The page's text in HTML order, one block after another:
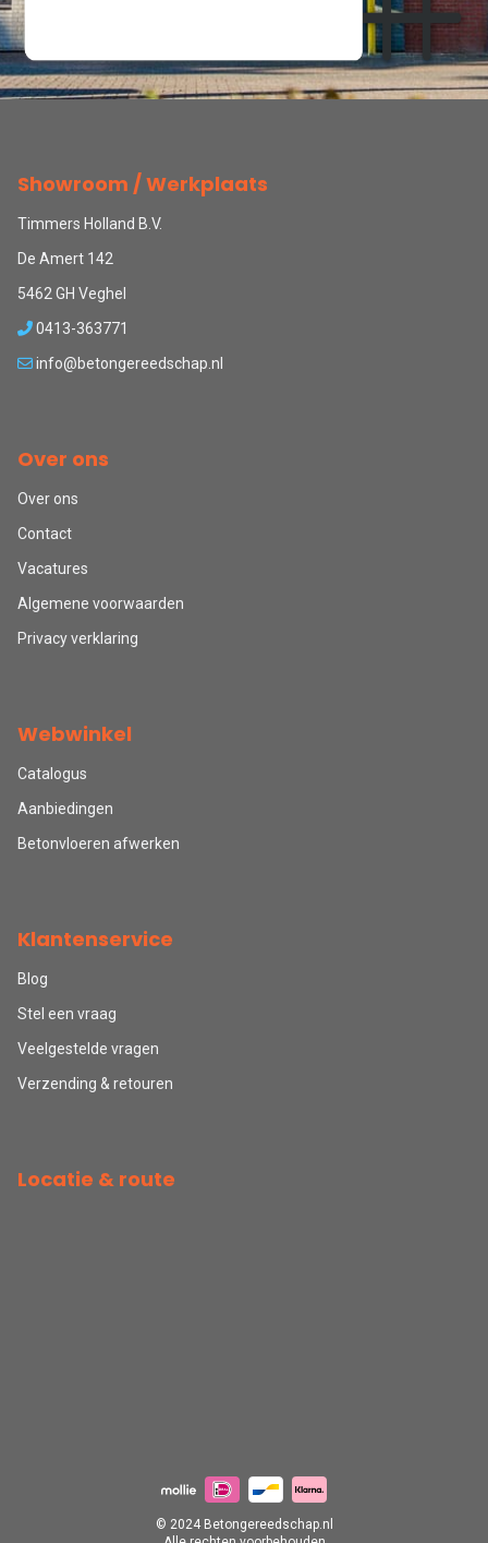
Showroom / Werkplaats
Timmers Holland B.V.
De Amert 142
5462 GH Veghel
0413-363771
info@betongereedschap.nl
Over ons
Over ons
Contact
Vacatures
Algemene voorwaarden
Privacy verklaring
Webwinkel
Catalogus
Aanbiedingen
Betonvloeren afwerken
Klantenservice
Blog
Stel een vraag
Veelgestelde vragen
Verzending & retouren
Locatie & route
© 2024 Betongereedschap.nl